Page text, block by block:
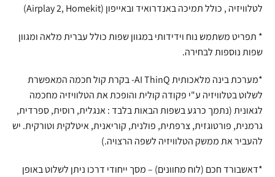
לטלוויזיה , כולל תמיכה באנדרואיד ובאייפון (Airplay 2, Homekit)
* תפריט משתמש נוח וידידותי במגוון שפות כולל עברית מלאה ומגוון
שפות נוספות לבחירה.
*מערכת בינה מלאכותית AI ThinQ- בקרת קול חכמה המאפשרת
לשלוט בטלוויזיה ע"י פקודה קולית והופכת את הטלוויזיה מחכמה
לגאונית (נתמך כרגע בשפות הבאות בלבד : אנגלית, רוסית, ספרדית,
גרמנית, פורטוגזית, צרפתית, פולנית, קוריאנית, איטלקית וטורקית. יש
להעביר את ממשק הטלוויזיה לשפה הרצויה.)
*דאשבורד חכם (לוח מחוונים) – מסך ייחודי דרכו ניתן לשלוט באופן